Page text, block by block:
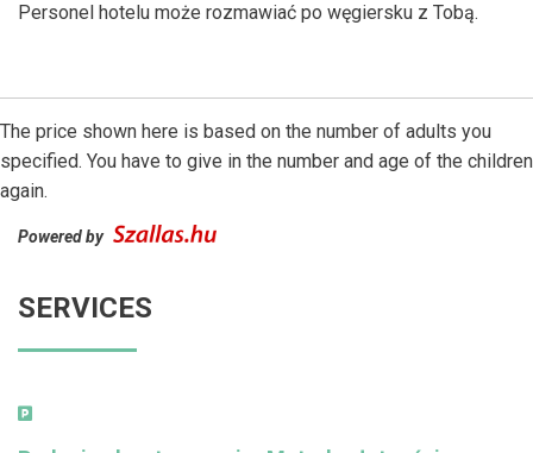
Personel hotelu może rozmawiać po węgiersku z Tobą.
The price shown here is based on the number of adults you
specified. You have to give in the number and age of the children
again.
Powered by
SERVICES